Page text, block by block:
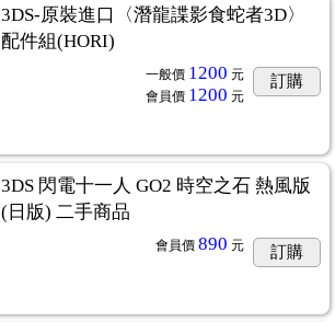
3DS-原裝進口〈潛龍諜影食蛇者3D〉
配件組(HORI)
一般價 1200 元
會員價 1200 元
訂購
3DS 閃電十一人 GO2 時空之石 熱風版
(日版) 二手商品
會員價 890 元 訂購